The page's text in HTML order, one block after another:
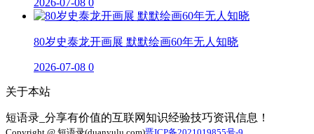
80岁史泰龙开画展 默默绘画60年无人知晓
2026-07-08 0
关于本站
短语录_分享有价值的互联网知识经验技巧资讯信息！